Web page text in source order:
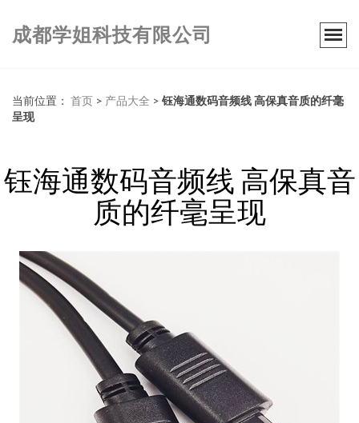
成都学姐科技有限公司
当前位置： 首页 > 产品大全 > 钰海通数码音频线 高保真音质的纤毫
呈现
钰海通数码音频线 高保真音
质的纤毫呈现